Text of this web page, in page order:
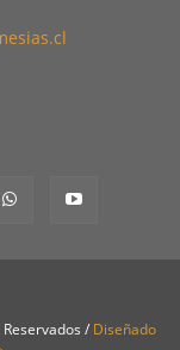
/ Diseñado